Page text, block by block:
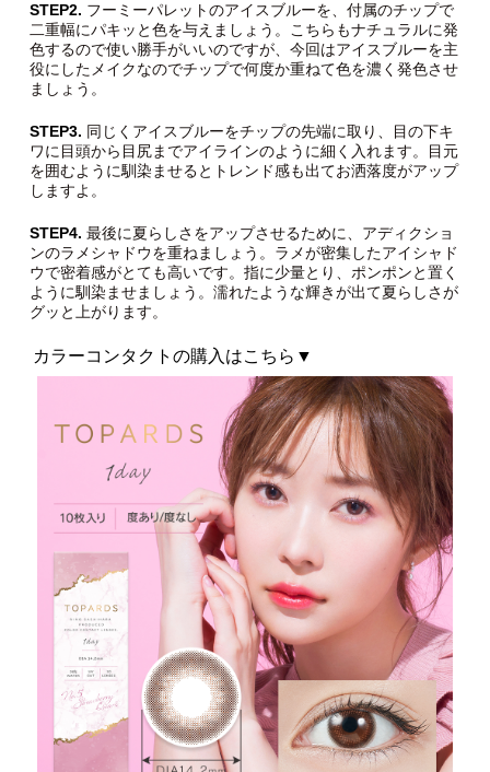
STEP2. フーミーパレットのアイスブルーを、付属のチップで
二重幅にパキッと色を与えましょう。こちらもナチュラルに発
色するので使い勝手がいいのですが、今回はアイスブルーを主
役にしたメイクなのでチップで何度か重ねて色を濃く発色させ
ましょう。
STEP3. 同じくアイスブルーをチップの先端に取り、目の下キ
ワに目頭から目尻までアイラインのように細く入れます。目元
を囲むように馴染ませるとトレンド感も出てお洒落度がアップ
しますよ。
STEP4. 最後に夏らしさをアップさせるために、アディクショ
ンのラメシャドウを重ねましょう。ラメが密集したアイシャド
ウで密着感がとても高いです。指に少量とり、ポンポンと置く
ように馴染ませましょう。濡れたような輝きが出て夏らしさが
グッと上がります。
カラーコンタクトの購入はこちら▼